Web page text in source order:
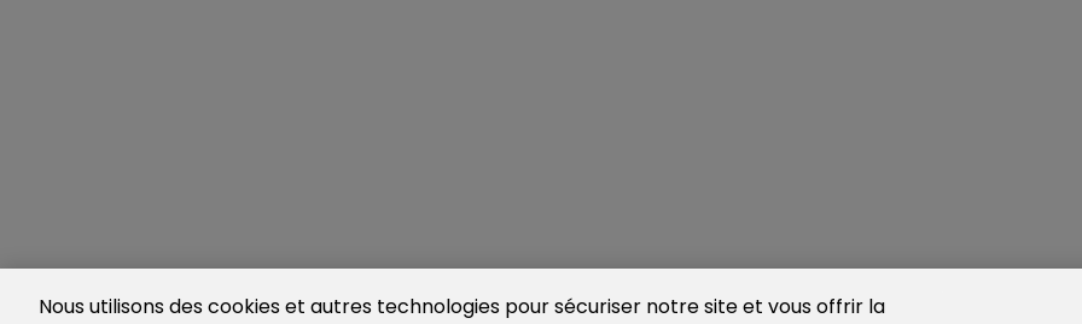
Nous utilisons des cookies et autres technologies pour sécuriser notre site et vous offrir la